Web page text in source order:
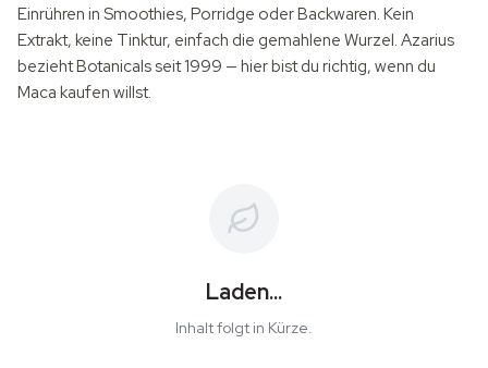
Einrühren in Smoothies, Porridge oder Backwaren. Kein
Extrakt, keine Tinktur, einfach die gemahlene Wurzel. Azarius
bezieht Botanicals seit 1999 — hier bist du richtig, wenn du
Maca kaufen willst.
Laden...
Inhalt folgt in Kürze.